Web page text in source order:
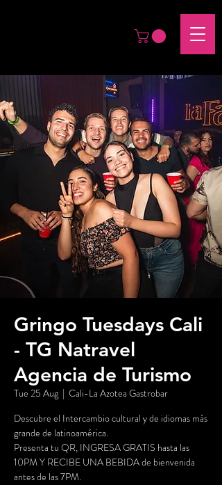
Gringo Tuesdays Cali
- TG Natravel
Agencia de Turismo
Tue 25 Aug
  |
Cali-La Azotea Gastrobar
Descubre el Intercambio cultural y de idiomas más
grande de latinoamérica.
Presenta tu QR, INGRESA GRATIS hasta las
10PM Y RECIBE UNA BEBIDA de bienvenida
antes de las 7PM.